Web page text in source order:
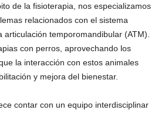
de la fisioterapia, nos especializamos
relacionados con el sistema
articulación temporomandibular (ATM).
con perros, aprovechando los
la interacción con estos animales
y mejora del bienestar.
contar con un equipo interdisciplinar